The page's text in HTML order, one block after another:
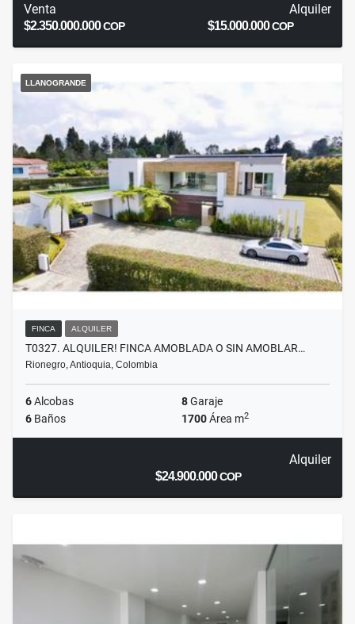
Venta
$2.350.000.000COP
Alquiler
$15.000.000COP
LLANOGRANDE
FINCA ALQUILER
T0327. ALQUILER! FINCA AMOBLADA O SIN AMOBLAR…
Rionegro, Antioquia, Colombia
6Alcobas 8Garaje
6 Baños 1700Área m2
Alquiler
$24.900.000COP